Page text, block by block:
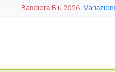
Bandiera Blu 2026 Variazioni